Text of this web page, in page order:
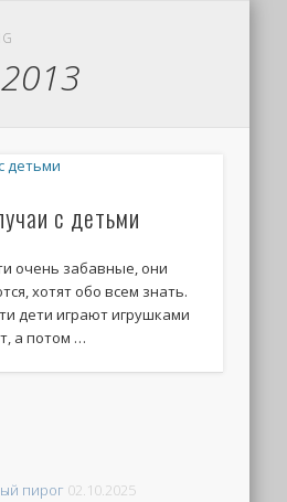
с детьми
очень забавные, они
хотят обо всем знать.
дети играют игрушками
а потом …
пирог 02.10.2025